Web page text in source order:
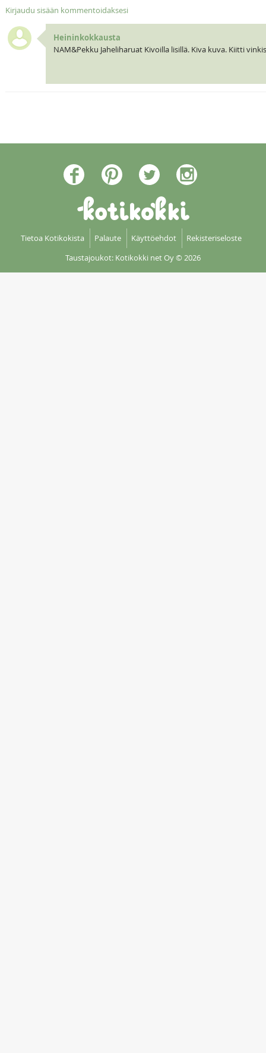
Kirjaudu sisään kommentoidaksesi
Heininkokkausta
NAM&Pekku Jaheliharuat Kivoilla lisillä. Kiva kuva. Kiitti
Tietoa Kotikokista Palaute Käyttöehdot
Rekisteriseloste
Taustajoukot: Kotikokki net Oy© 2026